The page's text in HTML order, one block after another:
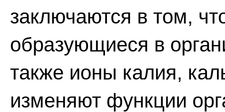
заключаются в том,
образующиеся в
также ионы калия,
изменяют функции